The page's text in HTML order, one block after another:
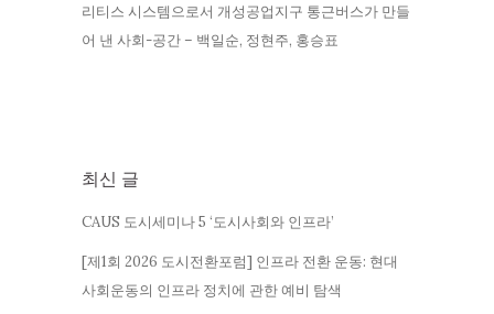
리티스 시스템으로서 개성공업지구 통근버스가 만들
어 낸 사회-공간 – 백일순, 정현주, 홍승표
최신 글
CAUS 도시세미나 5 ‘도시사회와 인프라’
[제1회 2026 도시전환포럼] 인프라 전환 운동: 현대
사회운동의 인프라 정치에 관한 예비 탐색